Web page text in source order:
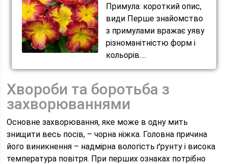
Примула: короткий опис,
види Перше знайомство
з примулами вражає уяву
різноманітністю форм і
кольорів….
Хвороби та боротьба з
захворюваннями
Основне захворювання, яке може в одну мить
знищити весь посів, – чорна ніжка. Головна причина
його виникнення – надмірна вологість ґрунту і висока
температура повітря. При перших ознаках потрібно